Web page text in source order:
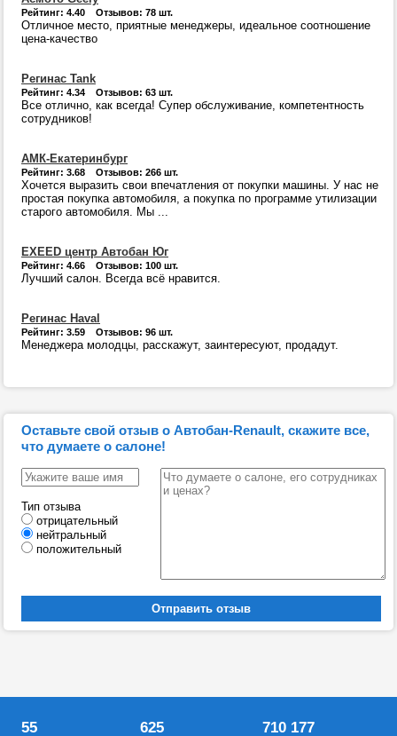
Рейтинг: 4.40 Отзывов: 78 шт.
Отличное место, приятные менеджеры, идеальное соотношение
цена-качество
Регинас Tank
Рейтинг: 4.34 Отзывов: 63 шт.
Все отлично, как всегда! Супер обслуживание, компетентность
сотрудников!
АМК-Екатеринбург
Рейтинг: 3.68 Отзывов: 266 шт.
Хочется выразить свои впечатления от покупки машины. У нас не
простая покупка автомобиля, а покупка по программе утилизации
старого автомобиля. Мы ...
EXEED центр Автобан Юг
Рейтинг: 4.66 Отзывов: 100 шт.
Лучший салон. Всегда всё нравится.
Регинас Haval
Рейтинг: 3.59 Отзывов: 96 шт.
Менеджера молодцы, расскажут, заинтересуют, продадут.
Оставьте свой отзыв о Автобан-Renault, скажите все,
что думаете о салоне!
Тип отзыва
отрицательный
нейтральный
положительный
55 625 710 177